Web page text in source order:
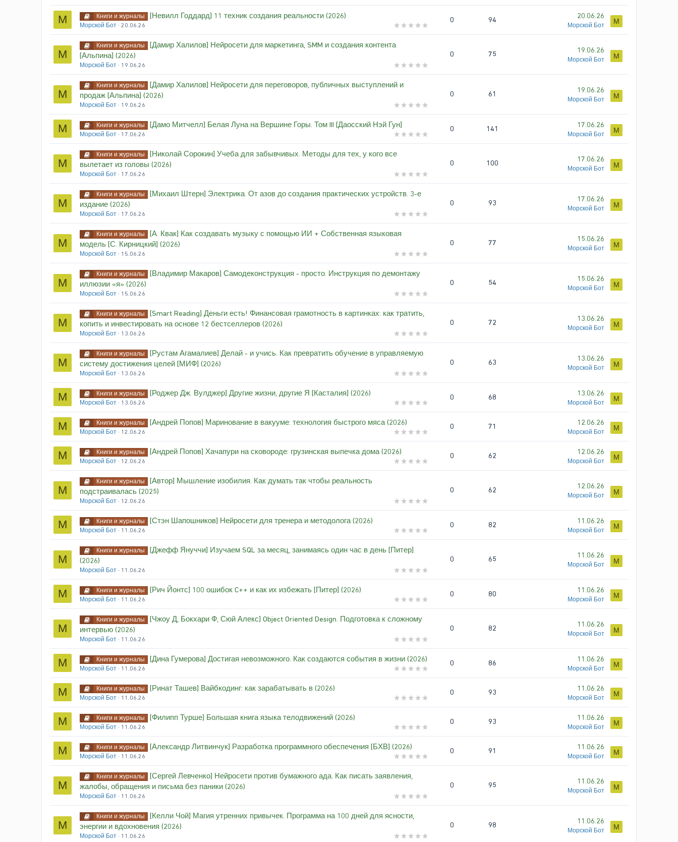
М Книги и журналы [Невилл Годдард] 11 техник создания реальности (2026)
Морской Бот 20.06.26
0 94 20.06.26
Морской Бот М
М
Книги и журналы
[Дамир Халилов] Нейросети для маркетинга, SMM и создания контента
[Альпина] (2026)
Морской Бот 19.06.26
0 75 19.06.26
Морской Бот М
М
Книги и журналы
[Дамир Халилов] Нейросети для переговоров, публичных выступлений и
продаж [Альпина] (2026)
Морской Бот 19.06.26
0 61 19.06.26
Морской Бот М
М Книги и журналы [Дамо Митчелл] Белая Луна на Вершине Горы. Том III [Даосский Нэй Гун]
Морской Бот 17.06.26
0 141 17.06.26
Морской Бот М
М
Книги и журналы
[Николай Сорокин] Учеба для забывчивых. Методы для тех, у кого все
вылетает из головы (2026)
Морской Бот 17.06.26
0 100 17.06.26
Морской Бот М
М
Книги и журналы
[Михаил Штерн] Электрика. От азов до создания практических устройств. 3-е
издание (2026)
Морской Бот 17.06.26
0 93 17.06.26
Морской Бот М
М
Книги и журналы
[А. Квак] Как создавать музыку с помощью ИИ + Собственная языковая
модель [С. Кирницкий] (2026)
Морской Бот 15.06.26
0 77 15.06.26
Морской Бот М
М
Книги и журналы
[Владимир Макаров] Самодеконструкция - просто. Инструкция по демонтажу
иллюзии «я» (2026)
Морской Бот 15.06.26
0 54 15.06.26
Морской Бот М
М
Книги и журналы
[Smart Reading] Деньги есть! Финансовая грамотность в картинках: как тратить,
копить и инвестировать на основе 12 бестселлеров (2026)
Морской Бот 13.06.26
0 72 13.06.26
Морской Бот М
М
Книги и журналы
[Рустам Агамалиев] Делай - и учись. Как превратить обучение в управляемую
систему достижения целей [МИФ] (2026)
Морской Бот 13.06.26
0 63 13.06.26
Морской Бот М
М Книги и журналы [Роджер Дж. Вулджер] Другие жизни, другие Я [Касталия] (2026)
Морской Бот 13.06.26
0 68 13.06.26
Морской Бот М
М Книги и журналы [Андрей Попов] Маринование в вакууме: технология быстрого мяса (2026)
Морской Бот 12.06.26
0 71 12.06.26
Морской Бот М
М Книги и журналы [Андрей Попов] Хачапури на сковороде: грузинская выпечка дома (2026)
Морской Бот 12.06.26
0 62 12.06.26
Морской Бот М
М
Книги и журналы
[Автор] Мышление изобилия. Как думать так чтобы реальность
подстраивалась (2025)
Морской Бот 12.06.26
0 62 12.06.26
Морской Бот М
М Книги и журналы [Стэн Шапошников] Нейросети для тренера и методолога (2026)
Морской Бот 11.06.26
0 82 11.06.26
Морской Бот М
М
Книги и журналы
[Джефф Януччи] Изучаем SQL за месяц, занимаясь один час в день [Питер]
(2026)
Морской Бот 11.06.26
0 65 11.06.26
Морской Бот М
М Книги и журналы [Рич Йонтс] 100 ошибок C++ и как их избежать [Питер] (2026)
Морской Бот 11.06.26
0 80 11.06.26
Морской Бот М
М
Книги и журналы
[Чжоу Д, Бокхари Ф, Сюй Алекс] Object Oriented Design. Подготовка к сложному
интервью (2026)
Морской Бот 11.06.26
0 82 11.06.26
Морской Бот М
М Книги и журналы [Дина Гумерова] Достигая невозможного. Как создаются события в жизни (2026)
Морской Бот 11.06.26
0 86 11.06.26
Морской Бот М
М Книги и журналы [Ринат Ташев] Вайбкодинг: как зарабатывать в (2026)
Морской Бот 11.06.26
0 93 11.06.26
Морской Бот М
М Книги и журналы [Филипп Турше] Большая книга языка телодвижений (2026)
Морской Бот 11.06.26
0 93 11.06.26
Морской Бот М
М Книги и журналы [Александр Литвинчук] Разработка программного обеспечения [БХВ] (2026)
Морской Бот 11.06.26
0 91 11.06.26
Морской Бот М
М
Книги и журналы
[Сергей Левченко] Нейросети против бумажного ада. Как писать заявления,
жалобы, обращения и письма без паники (2026)
Морской Бот 11.06.26
0 95 11.06.26
Морской Бот М
М
Книги и журналы
[Келли Чой] Магия утренних привычек. Программа на 100 дней для ясности,
энергии и вдохновения (2026)
Морской Бот 11.06.26
0 98 11.06.26
Морской Бот М